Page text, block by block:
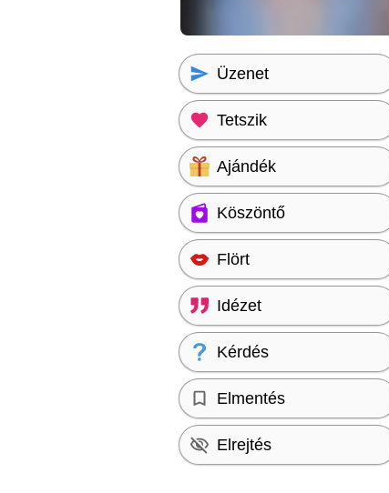
Üzenet
Tetszik
Ajándék
Köszöntő
Flört
Idézet
Kérdés
Elmentés
Elrejtés